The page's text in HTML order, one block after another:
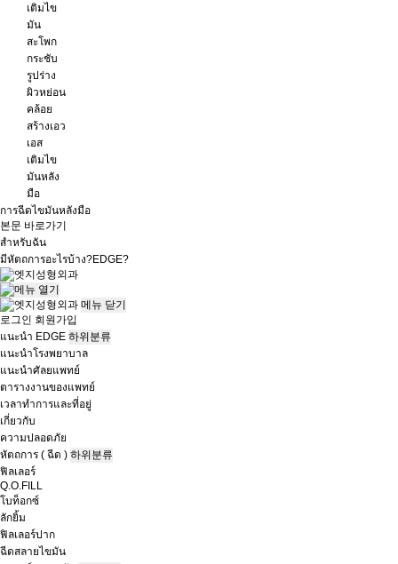
เติมไข
มัน
สะโพก
กระชับ
รูปร่าง
ผิวหย่อน
คล้อย
สร้างเอว
เอส
เติมไข
มันหลัง
มือ
การฉีดไขมันหลังมือ
본문 바로가기
สำหรับฉัน
มีหัตถการอะไรบ้าง?EDGE?
메뉴 닫기
로그인 회원가입
แนะนำ EDGE 하위분류
แนะนำโรงพยาบาล
แนะนำศัลยแพทย์
ตารางงานของแพทย์
เวลาทำการและที่อยู่
เกี่ยวกับ
ความปลอดภัย
หัตถการ ( ฉีด ) 하위분류
ฟิลเลอร์
Q.O.FILL
โบท็อกซ์
ลักยิ้ม
ฟิลเลอร์ปาก
ฉีดสลายไขมัน